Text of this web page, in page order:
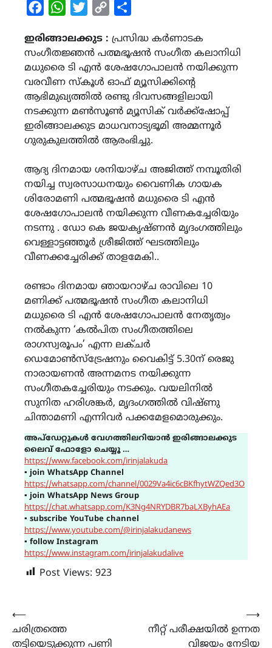
FacebookWhatsAppTwitterCopy
ഇരിങ്ങാലക്കുട : പ്രസിദ്ധ കർണാടക
സംഗീതജ്ഞൻ പത്മഭൂഷൻ സംഗീത കലാനിധി
മധുരൈ ടി എൻ ശേഷഗോപാലൻ നയിക്കുന്ന
വരവീണ സ്കൂൾ ഓഫ് മ്യൂസിക്കിന്‍റെ
ആഭിമുഖ്യത്തിൽ രണ്ടു ദിവസങ്ങളിലായി
നടക്കുന്ന മൺസൂൺ മ്യൂസിക് വർക്ക്ഷോപ്പ്
ഇരിങ്ങാലക്കുട മാധവനാട്യഭൂമി അമ്മന്നൂർ
ഗുരുകുലത്തിൽ ആരംഭിച്ചു.
ആദ്യ ദിനമായ ശനിയാഴ്ച അജിത്ത് നമ്പൂതിരി
നയിച്ച സ്വരസാധനയും വൈണിക ഗായക
ശിരോമണി പത്മഭൂഷൻ മധുരൈ ടി എൻ
ശേഷഗോപാലൻ നയിക്കുന്ന വീണകച്ചേരിയും
നടന്നു . ഡോ കെ ജയകൃഷ്ണൻ മൃദംഗത്തിലും
വെള്ളാട്ടഞ്ഞൂർ ശ്രീജിത്ത് ഘടത്തിലും
വീണക്കച്ചേരിക്ക് താളമേകി..
രണ്ടാം ദിനമായ ഞായറാഴ്ച രാവിലെ 10
മണിക്ക് പത്മഭൂഷൻ സംഗീത കലാനിധി
മധുരൈ ടി എൻ ശേഷഗോപാലൻ നേതൃത്വം
നൽകുന്ന ‘കൽപിത സംഗീതത്തിലെ
രാഗസ്വരൂപം’ എന്ന ലക്ചർ
ഡെമോൺസ്ട്രേഷനും വൈകിട്ട് 5.30ന് രെജു
നാരായണൻ അന്നമനട നയിക്കുന്ന
സംഗീതകച്ചേരിയും നടക്കും. വയലിനിൽ
സുനിത ഹരിശങ്കർ, മൃദംഗത്തിൽ വിഷ്ണു
ചിന്താമണി എന്നിവർ പക്കമേളമൊരുക്കും.
അപ്ഡേറ്റുകൾ വേഗത്തിലറിയാൻ ഇരിങ്ങാലക്കുട
ലൈവ് ഫോളോ ചെയ്യൂ …
https://www.facebook.com/irinjalakuda
▪ join WhatsApp Channel
https://whatsapp.com/channel/0029Va4ic6cBKfhytWZQed3O
▪ join WhatsApp News Group
https://chat.whatsapp.com/K3Ng4NRYDBR7baLXByhAEa
▪ subscribe YouTube channel
https://www.youtube.com/@irinjalakudanews
▪ follow Instagram
https://www.instagram.com/irinjalakudalive
Post Views: 923
Post
navigation
⟵
ചരിത്രത്തെ
തട്ടിയെടുക്കുന്ന പണി
നീറ്റ് പരീക്ഷയിൽ ഉന്നത
വിജയം നേടിയ
⟶